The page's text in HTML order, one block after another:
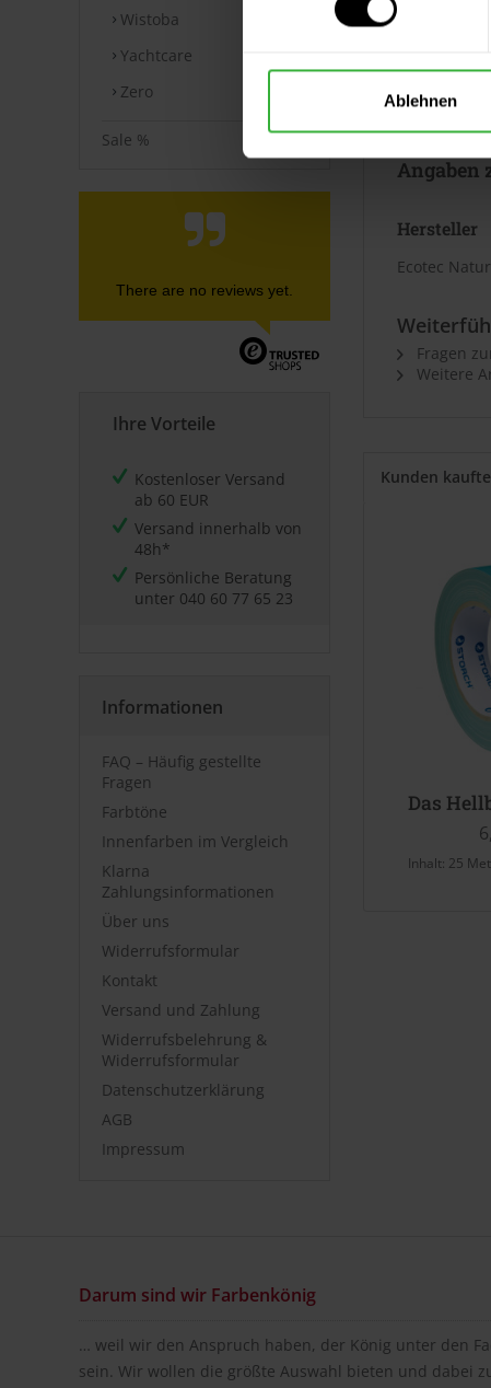
Ablehnen
Wistoba
Yachtcare
Zero
Sale %
There are no reviews yet.
Ihre Vorteile
Kostenloser Versand
ab 60 EUR
Versand innerhalb von
48h*
Persönliche Beratung
unter 040 60 77 65 23
Informationen
FAQ – Häufig gestellte
Fragen
Farbtöne
Innenfarben im Vergleich
Klarna
Zahlungsinformationen
Über uns
Widerrufsformular
Kontakt
Versand und Zahlung
Widerrufsbelehrung &
Widerrufsformular
Datenschutzerklärung
AGB
Impressum
Der Artikel
Angaben
Hersteller
Ecotec
Fragen
Weitere
Kunden
Das
Inhalt: 25
Darum sind wir Farbenkönig
… weil wir den Anspruch haben, der König unter den
sein. Wir wollen die größte Auswahl bieten und dabei